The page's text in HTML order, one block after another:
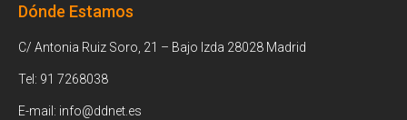
Dónde Estamos
C/ Antonia Ruiz Soro, 21 – Bajo Izda 28028 Madrid
Tel: 91 7268038
E-mail: info@ddnet.es